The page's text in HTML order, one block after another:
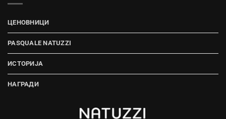
ЦЕНОВНИЦИ
PASQUALE NATUZZI
ИСТОРИЈА
НАГРАДИ